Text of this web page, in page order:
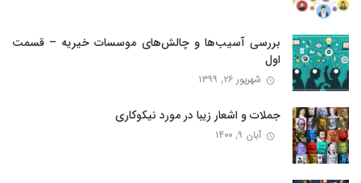
بررسی آسیب‌ها و چالش‌های موسسات خیریه – قسمت
اول
شهریور ۲۶, ۱۳۹۹
جملات و اشعار زیبا در مورد نیکوکاری
آبان ۹, ۱۴۰۰